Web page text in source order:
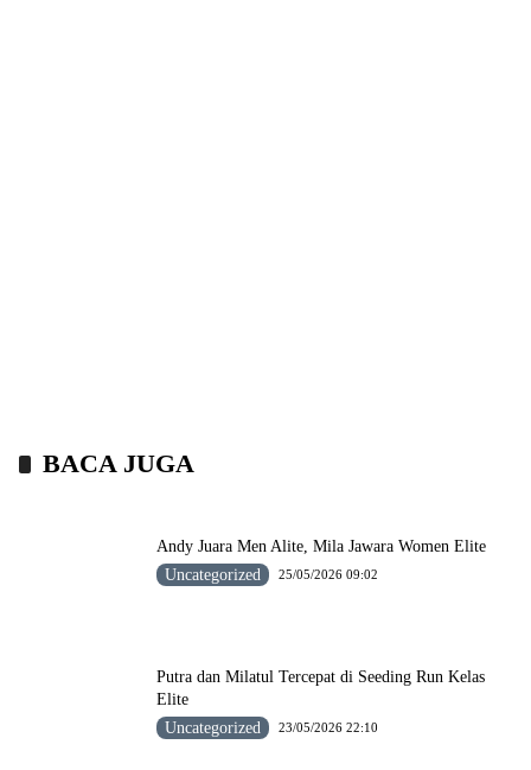
BACA JUGA
Andy Juara Men Alite, Mila Jawara Women Elite
Uncategorized
25/05/2026 09:02
Putra dan Milatul Tercepat di Seeding Run Kelas
Elite
Uncategorized
23/05/2026 22:10